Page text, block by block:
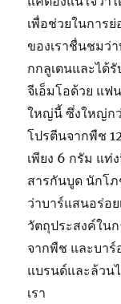
เพื่อช่วยในการ
ของเราชื่นชมว่
กกลูเตนและได้
จีเอ็มโอด้วย แฟ
ใหญ่นี้ ซึ่งใหญ่ก
โปรตีนจากพืช
เพียง 6 กรัม แท่
สารกันบูด นักโภ
ว่าบาร์แสนอร่อ
วัตถุประสงค์ใน
จากพืช และบา
แบรนด์และล้วน
เรา